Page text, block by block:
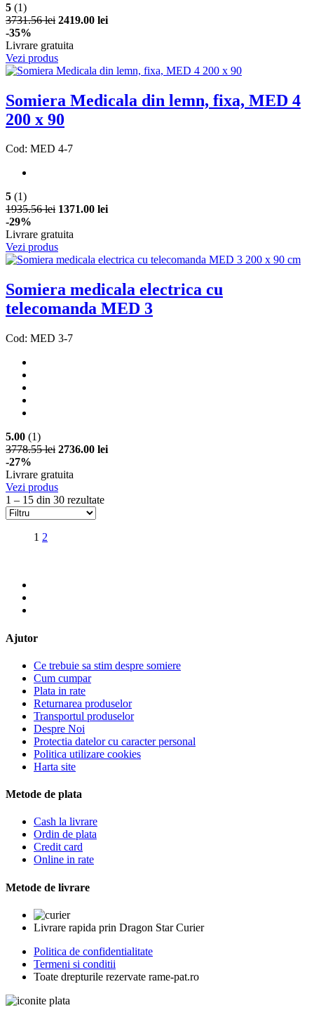
5 (1)
3731.56 lei 2419.00 lei
-35%
Livrare gratuita
Vezi produs
Somiera Medicala din lemn, fixa, MED 4
200 x 90
Cod: MED 4-7
5 (1)
1935.56 lei 1371.00 lei
-29%
Livrare gratuita
Vezi produs
Somiera medicala electrica cu
telecomanda MED 3
Cod: MED 3-7
5.00 (1)
3778.55 lei 2736.00 lei
-27%
Livrare gratuita
Vezi produs
1 – 15 din 30 rezultate
1 2
Ajutor
Ce trebuie sa stim despre somiere
Cum cumpar
Plata in rate
Returnarea produselor
Transportul produselor
Despre Noi
Protectia datelor cu caracter personal
Politica utilizare cookies
Harta site
Metode de plata
Cash la livrare
Ordin de plata
Credit card
Online in rate
Metode de livrare
Livrare rapida prin Dragon Star Curier
Politica de confidentialitate
Termeni si conditii
Toate drepturile rezervate rame-pat.ro